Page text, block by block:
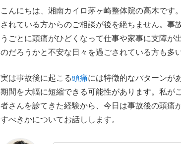
こんにちは、湘南カイロ茅ヶ崎整体院の高木です
されている方からのご相談が後を絶ちません。事
うごとに頭痛がひどくなって仕事や家事に支障が
のだろうかと不安な日々を過ごされている方も多
実は事故後に起こる頭痛には特徴的なパターンが
期間を大幅に短縮できる可能性があります。私が
者さんを診てきた経験から、今日は事故後の頭痛
すべきかについてお話しします。